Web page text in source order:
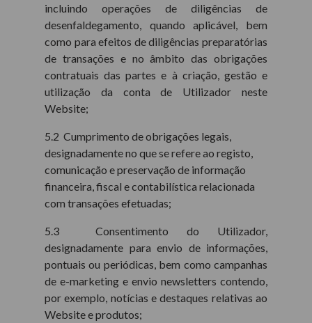
incluindo operações de diligências de
desenfaldegamento, quando aplicável, bem
como para efeitos de diligências preparatórias
de transações e no âmbito das obrigações
contratuais das partes e à criação, gestão e
utilização da conta de Utilizador neste
Website;
5.2 Cumprimento de obrigações legais,
designadamente no que se refere ao registo,
comunicação e preservação de informação
financeira, fiscal e contabilística relacionada
com transações efetuadas;
5.3 Consentimento do Utilizador,
designadamente para envio de informações,
pontuais ou periódicas, bem como campanhas
de e-marketing e envio newsletters contendo,
por exemplo, notícias e destaques relativas ao
Website e produtos;